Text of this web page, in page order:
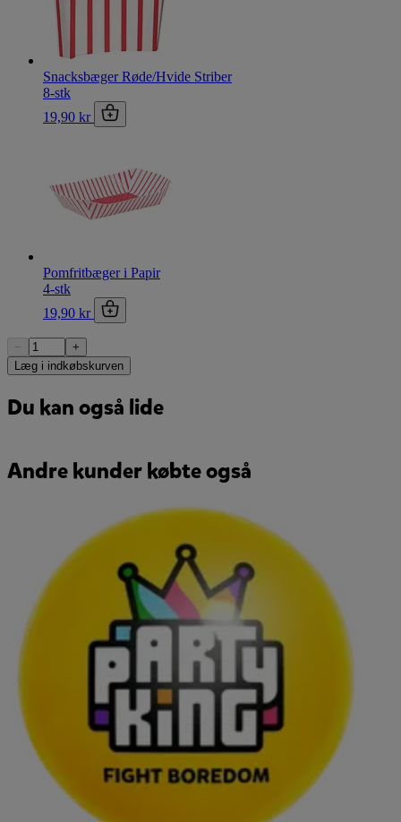
Snacksbæger Røde/Hvide Striber
8-stk
19,90 kr
Pomfritbæger i Papir
4-stk
19,90 kr
−
+
Læg i indkøbskurven
Du kan også lide
Andre kunder købte også